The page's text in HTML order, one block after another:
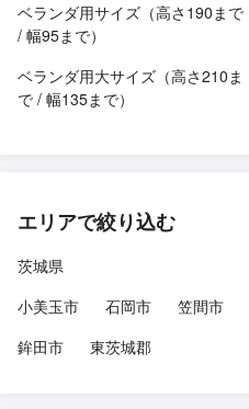
ベランダ用サイズ（高さ190まで
/ 幅95まで）
ベランダ用大サイズ（高さ210ま
で / 幅135まで）
エリアで絞り込む
茨城県
小美玉市
石岡市 笠間市
鉾田市
東茨城郡